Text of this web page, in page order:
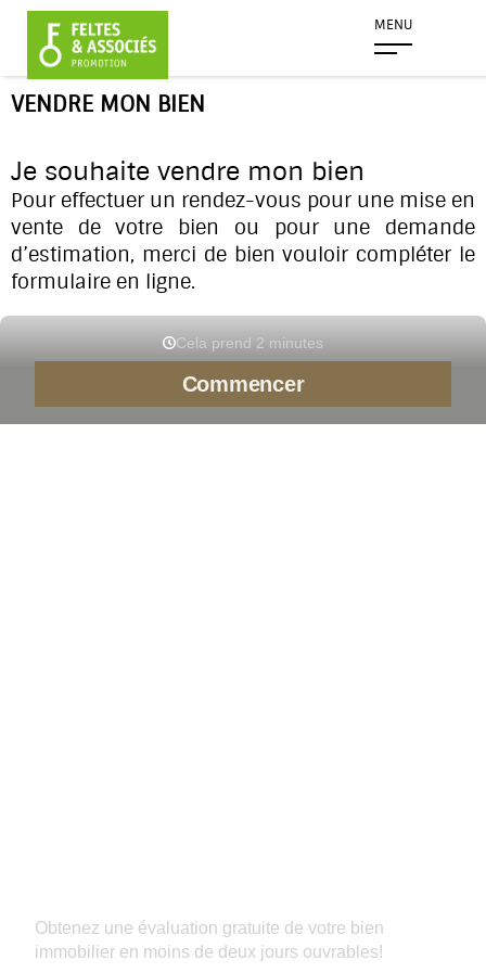
MENU
VENDRE MON BIEN
Je souhaite vendre mon bien
Pour effectuer un rendez-vous pour une mise en
vente de votre bien ou pour une demande
d’estimation, merci de bien vouloir compléter le
formulaire en ligne.